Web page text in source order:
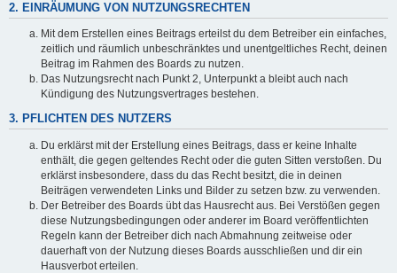
2. EINRÄUMUNG VON NUTZUNGSRECHTEN
Mit dem Erstellen eines Beitrags erteilst du dem Betreiber ein einfaches,
zeitlich und räumlich unbeschränktes und unentgeltliches Recht, deinen
Beitrag im Rahmen des Boards zu nutzen.
Das Nutzungsrecht nach Punkt 2, Unterpunkt a bleibt auch nach
Kündigung des Nutzungsvertrages bestehen.
3. PFLICHTEN DES NUTZERS
Du erklärst mit der Erstellung eines Beitrags, dass er keine Inhalte
enthält, die gegen geltendes Recht oder die guten Sitten verstoßen. Du
erklärst insbesondere, dass du das Recht besitzt, die in deinen
Beiträgen verwendeten Links und Bilder zu setzen bzw. zu verwenden.
Der Betreiber des Boards übt das Hausrecht aus. Bei Verstößen gegen
diese Nutzungsbedingungen oder anderer im Board veröffentlichten
Regeln kann der Betreiber dich nach Abmahnung zeitweise oder
dauerhaft von der Nutzung dieses Boards ausschließen und dir ein
Hausverbot erteilen.